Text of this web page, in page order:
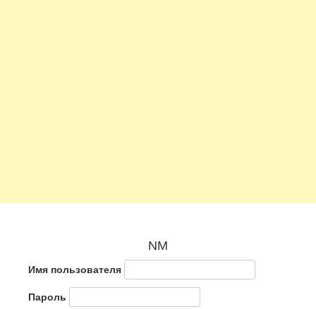
NM
Имя пользователя
Пароль